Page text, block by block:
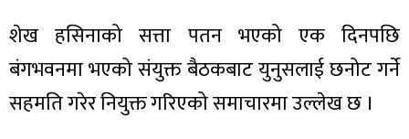
शेख हसिनाको सत्ता पतन भएको एक दिनपछि
बंगभवनमा भएको संयुक्त बैठकबाट युनुसलाई छनोट गर्ने
सहमति गरेर नियुक्त गरिएको समाचारमा उल्लेख छ ।